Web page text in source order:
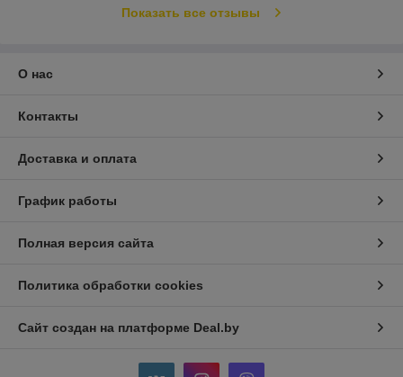
Показать все отзывы
О нас
Контакты
Доставка и оплата
График работы
Полная версия сайта
Политика обработки cookies
Сайт создан на платформе Deal.by